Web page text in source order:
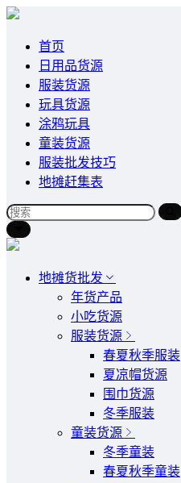
首页
日用品货源
服装货源
玩具货源
涂鸦玩具
童装货源
服装批发技巧
地摊赶集表
地摊货批发
年货产品
小吃货源
服装货源
春夏秋季服装
夏凉帽货源
围巾货源
冬季服装
童装货源
冬季童装
春夏秋季童装